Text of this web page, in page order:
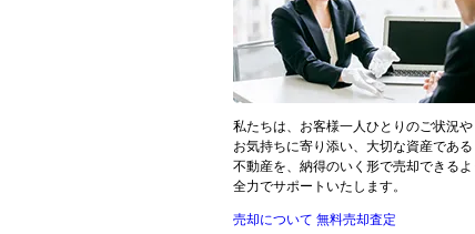
私たちは、お客様一人ひとりのご状況や
お気持ちに寄り添い、大切な資産である
不動産を、納得のいく形で売却できるよ
全力でサポートいたします。
売却について 無料売却査定